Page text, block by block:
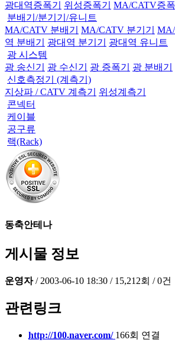
광대역증폭기
위성증폭기
MA/CATV증폭
분배기/분기기/유니트
MA/CATV 분배기
MA/CATV 분기기
역 분배기
광대역 분기기
광대역 유니트
광 시스템
광 송신기
광 수신기 광 증폭기
광 분배기
신호측정기 (계측기)
지상파 / CATV 계측기
위성계측기
콘넥터
케이블
공구류
랙(Rack)
동축안테나
게시물 정보
운영자 / 2003-06-10 18:30 / 15,212회 / 0건
관련링크
http://100.naver.com/ 166회 연결